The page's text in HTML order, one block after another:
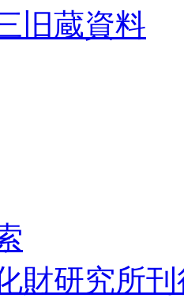
旧蔵資料
財研究所